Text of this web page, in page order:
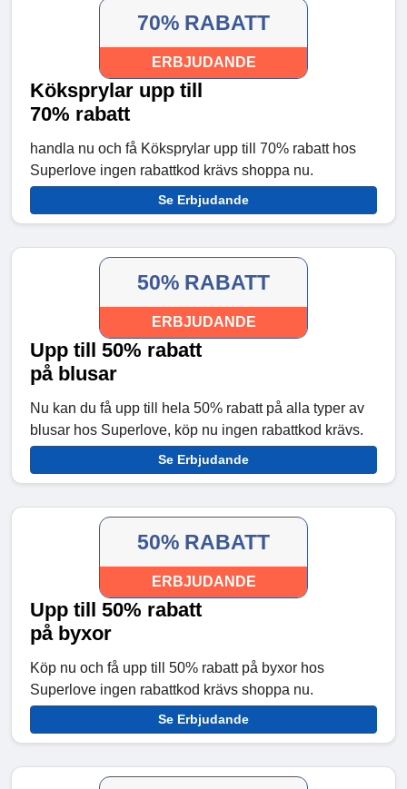
70% RABATT
ERBJUDANDE
Köksprylar upp till
70% rabatt
handla nu och få Köksprylar upp till 70% rabatt hos
Superlove ingen rabattkod krävs shoppa nu.
Se Erbjudande
50% RABATT
ERBJUDANDE
Upp till 50% rabatt
på blusar
Nu kan du få upp till hela 50% rabatt på alla typer av
blusar hos Superlove, köp nu ingen rabattkod krävs.
Se Erbjudande
50% RABATT
ERBJUDANDE
Upp till 50% rabatt
på byxor
Köp nu och få upp till 50% rabatt på byxor hos
Superlove ingen rabattkod krävs shoppa nu.
Se Erbjudande